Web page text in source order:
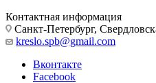
Контактная информация
Санкт-Петербург,
kreslo.spb@gmail.com
Вконтакте
Facebook